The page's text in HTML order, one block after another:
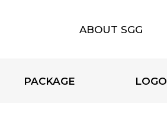
ABOUT SGG
PACKAGE LOGO